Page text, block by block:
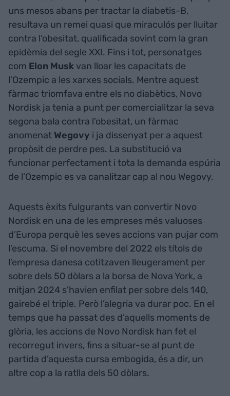
uns mesos abans per tractar la diabetis-B,
resultava un remei quasi que miraculós per lluitar
contra l’obesitat, qualificada sovint com la gran
epidèmia del segle XXI. Fins i tot, personatges
com Elon Musk van lloar les capacitats de
l’Ozempic a les xarxes socials. Mentre aquest
fàrmac triomfava entre els no diabètics, Novo
Nordisk ja tenia a punt per comercialitzar la seva
segona bala contra l’obesitat, un fàrmac
anomenat Wegovy i ja dissenyat per a aquest
propòsit de perdre pes. La substitució va
funcionar perfectament i tota la demanda espúria
de l’Ozempic es va canalitzar cap al nou Wegovy.
Aquests èxits fulgurants van convertir Novo
Nordisk en una de les empreses més valuoses
d’Europa perquè les seves accions van pujar com
l’escuma. Si el novembre del 2022 els títols de
l’empresa danesa cotitzaven lleugerament per
sobre dels 50 dòlars a la borsa de Nova York, a
mitjan 2024 s’havien enfilat per sobre dels 140,
gairebé el triple. Però l’alegria va durar poc. En el
temps que ha passat des d’aquells moments de
glòria, les accions de Novo Nordisk han fet el
recorregut invers, fins a situar-se al punt de
partida d’aquesta cursa embogida, és a dir, un
altre cop a la ratlla dels 50 dòlars.